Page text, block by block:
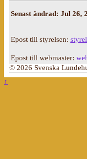
Senast ändrad: Jul 26,
Epost till styrelsen:
Epost till webmaster:
© 2026 Svenska
↑